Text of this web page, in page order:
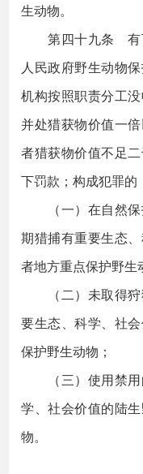
生动物。
第四十九条 有下
人民政府野生动物
机构按照职责分工
并处猎获物价值一
者猎获物价值不足
下罚款；构成犯罪的
（一）在自然保
期猎捕有重要生态
者地方重点保护野生
（二）未取得狩
要生态、科学、社
保护野生动物；
（三）使用禁用
学、社会价值的陆
物。